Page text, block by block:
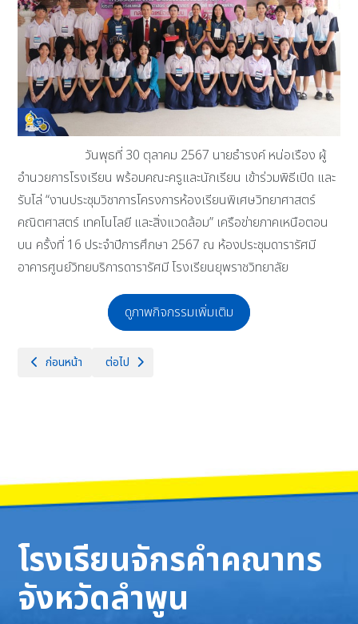
วันพุธที่ 30 ตุลาคม 2567 นายธำรงค์ หน่อเรือง ผู้
อำนวยการโรงเรียน พร้อมคณะครูและนักเรียน เข้าร่วมพิธีเปิด และ
รับโล่ “งานประชุมวิชาการโครงการห้องเรียนพิเศษวิทยาศาสตร์
คณิตศาสตร์ เทคโนโลยี และสิ่งแวดล้อม” เครือข่ายภาคเหนือตอน
บน ครั้งที่ 16 ประจำปีการศึกษา 2567 ณ ห้องประชุมดารารัศมี
อาคารศูนย์วิทยบริการดารารัศมี โรงเรียนยุพราชวิทยาลัย
ดูภาพกิจกรรมเพิ่มเติม
เนื้อหาก่อนหน้า: ขอแสดงความยินดีกับนักเรียนที่ผ่านการคัดเลือกโครงการ
ก่อนหน้า เนื้อหาถัดไป: วันที่ 26 ตุลาคม 2567 นายธำรงค์ หน่อเรือ
ต่อไป
โรงเรียนจักรคำคณาทร
จังหวัดลำพูน